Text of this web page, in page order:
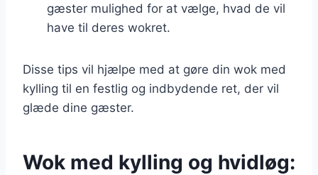
gæster mulighed for at vælge, hvad de vil
have til deres wokret.
Disse tips vil hjælpe med at gøre din wok med
kylling til en festlig og indbydende ret, der vil
glæde dine gæster.
Wok med kylling og hvidløg: